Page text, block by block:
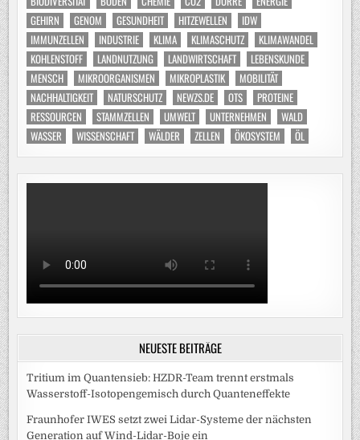
GEHIRN
GENOM GESUNDHEIT HITZEWELLEN
IDW
IMMUNZELLEN
INDUSTRIE KLIMA KLIMASCHUTZ
KLIMAWANDEL
KOHLENSTOFF
LANDNUTZUNG LANDWIRTSCHAFT
LEBENSKUNDE
MENSCH
MIKROORGANISMEN MIKROPLASTIK
MOBILITÄT
NACHHALTIGKEIT
NATURSCHUTZ NEWZS.DE OTS
PROTEINE
RESSOURCEN
STAMMZELLEN UMWELT UNTERNEHMEN
WALD
WASSER
WISSENSCHAFT WÄLDER ZELLEN ÖKOSYSTEM ÖL
NEUESTE BEITRÄGE
Tritium im Quantensieb: HZDR-Team trennt erstmals
Wasserstoff-Isotopengemisch durch Quanteneffekte
Fraunhofer IWES setzt zwei Lidar-Systeme der nächsten
Generation auf Wind-Lidar-Boje ein